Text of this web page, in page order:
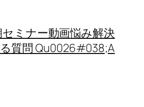
ミナー動画悩み解決
質問 Qu0026#038;A